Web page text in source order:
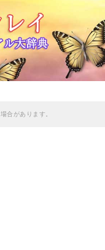
合があります。